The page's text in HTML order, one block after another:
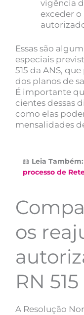
vigência
exceder
Essas são
especiais
515 da ANS,
dos planos de
É importante
cientes dessas
como elas
mensalidades
📖 Leia Também:
processo de
os
RN
A Resolução